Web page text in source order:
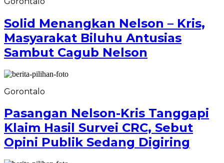
Solid Menangkan Nelson – Kris,
Masyarakat Biluhu Antusias
Sambut Cagub Nelson
Gorontalo
Pasangan Nelson-Kris Tanggapi
Klaim Hasil Survei CRC, Sebut
Opini Publik Sedang Digiring